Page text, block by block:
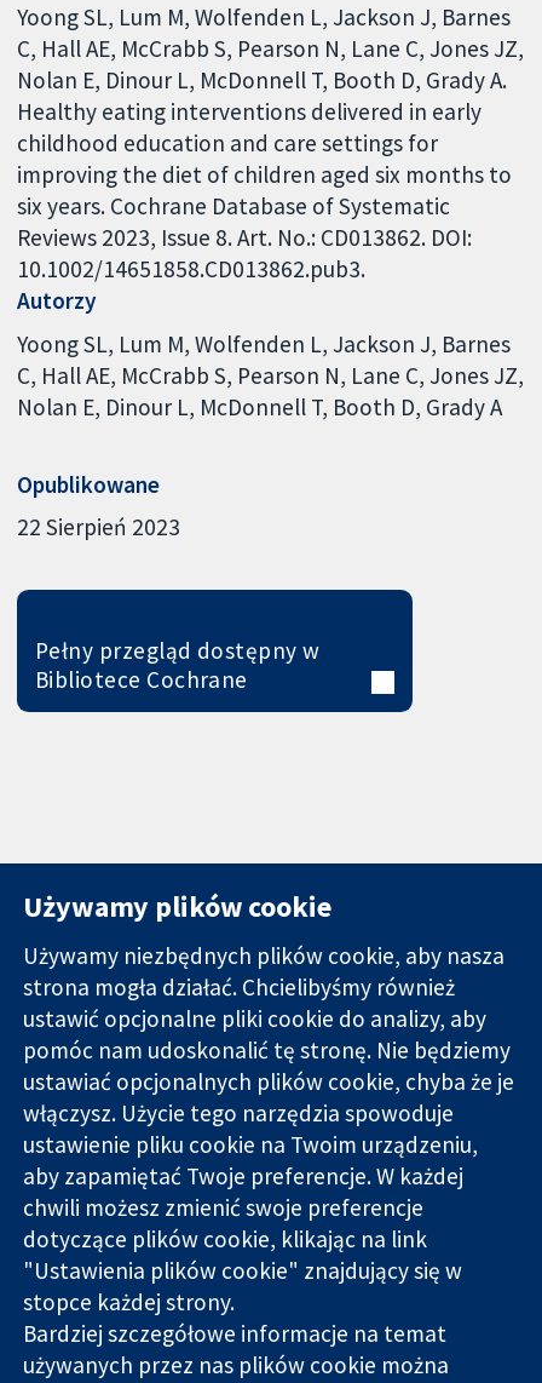
Yoong SL, Lum M, Wolfenden L, Jackson J, Barnes
C, Hall AE, McCrabb S, Pearson N, Lane C, Jones JZ,
Nolan E, Dinour L, McDonnell T, Booth D, Grady A.
Healthy eating interventions delivered in early
childhood education and care settings for
improving the diet of children aged six months to
six years. Cochrane Database of Systematic
Reviews 2023, Issue 8. Art. No.: CD013862. DOI:
10.1002/14651858.CD013862.pub3.
Autorzy
Yoong SL Lum M Wolfenden L Jackson J Barnes
C Hall AE McCrabb S Pearson N Lane C Jones JZ
Nolan E Dinour L McDonnell T Booth D Grady A
Opublikowane
22 Sierpień 2023
Pełny przegląd dostępny w
Bibliotece Cochrane
Wiarygodne dane
naukowe.
Świadome
decyzje.
Lepsze zdrowie.
11-13 Cavendish
Square
Londyn
W1G 0AN
Wielka Brytania
Kontakt
Nowości
Biuro
prasowe
O nas
Praca
Cochrane
Library
Cochrane Collaboration to organizacja charytatywna (nr
1045921) i spółka z ograniczoną odpowiedzialnością (nr
03044323) zarejestrowana w Anglii i Walii. Numer rejestracyjny
VAT GB 718
Używamy plików cookie
Używamy niezbędnych plików cookie, aby nasza
strona mogła działać. Chcielibyśmy również
ustawić opcjonalne pliki cookie do analizy, aby
pomóc nam udoskonalić tę stronę. Nie będziemy
ustawiać opcjonalnych plików cookie, chyba że je
włączysz. Użycie tego narzędzia spowoduje
ustawienie pliku cookie na Twoim urządzeniu,
aby zapamiętać Twoje preferencje. W każdej
chwili możesz zmienić swoje preferencje
dotyczące plików cookie, klikając na link
"Ustawienia plików cookie" znajdujący się w
stopce każdej strony.
Bardziej szczegółowe informacje na temat
używanych przez nas plików cookie można